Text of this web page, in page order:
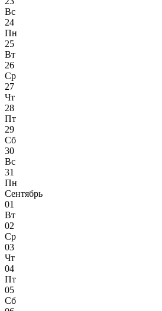
Вс
24
Пн
25
Вт
26
Ср
27
Чт
28
Пт
29
Сб
30
Вс
31
Пн
Сентябрь
01
Вт
02
Ср
03
Чт
04
Пт
05
Сб